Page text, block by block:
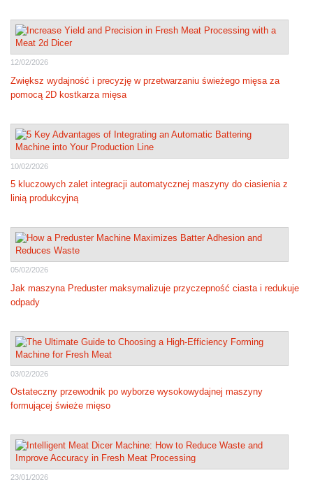
12/02/2026
Zwiększ wydajność i precyzję w przetwarzaniu świeżego mięsa za
pomocą 2D kostkarza mięsa
10/02/2026
5 kluczowych zalet integracji automatycznej maszyny do ciasienia z
linią produkcyjną
05/02/2026
Jak maszyna Preduster maksymalizuje przyczepność ciasta i redukuje
odpady
03/02/2026
Ostateczny przewodnik po wyborze wysokowydajnej maszyny
formującej świeże mięso
23/01/2026